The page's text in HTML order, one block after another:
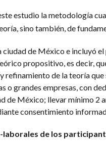
estudio la metodología
sino también, de
ciudad de México e incluyó
propositivo, es decir,
refinamiento de la teoría
o grandes empresas, con
de México; llevar mínimo 2
consentimiento
de los